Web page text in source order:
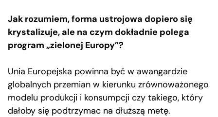
Jak rozumiem, forma ustrojowa dopiero się
krystalizuje, ale na czym dokładnie polega
program „zielonej Europy”?
Unia Europejska powinna być w awangardzie
globalnych przemian w kierunku zrównoważonego
modelu produkcji i konsumpcji czy takiego, który
dałoby się podtrzymac na dłuższą metę.